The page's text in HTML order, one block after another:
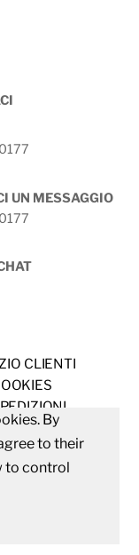
UN MESSAGGIO
CLIENTI
72 00060
By
to their
to control